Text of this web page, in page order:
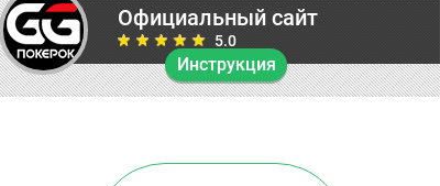
Официальный сайт
5.0
Инструкция